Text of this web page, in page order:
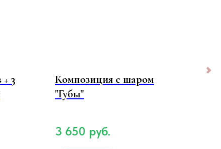
3
Композиция с шаром
"Губы"
3 650 руб.